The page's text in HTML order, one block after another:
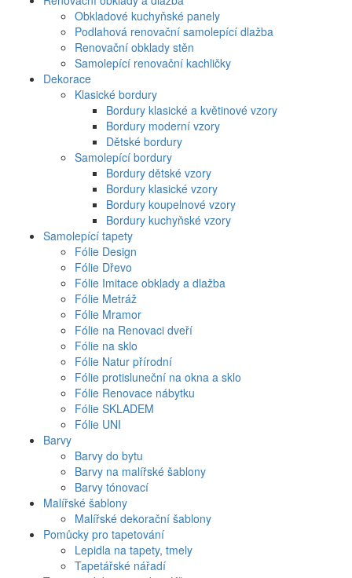
Obkladové kuchyňské panely
Podlahová renovační samolepící dlažba
Renovační obklady stěn
Samolepící renovační kachličky
Dekorace
Klasické bordury
Bordury klasické a květinové vzory
Bordury moderní vzory
Dětské bordury
Samolepící bordury
Bordury dětské vzory
Bordury klasické vzory
Bordury koupelnové vzory
Bordury kuchyňské vzory
Samolepící tapety
Fólie Design
Fólie Dřevo
Fólie Imitace obklady a dlažba
Fólie Metráž
Fólie Mramor
Fólie na Renovaci dveří
Fólie na sklo
Fólie Natur přírodní
Fólie protisluneční na okna a sklo
Fólie Renovace nábytku
Fólie SKLADEM
Fólie UNI
Barvy
Barvy do bytu
Barvy na malířské šablony
Barvy tónovací
Malířské šablony
Malířské dekorační šablony
Pomůcky pro tapetování
Lepidla na tapety, tmely
Tapetářské nářadí